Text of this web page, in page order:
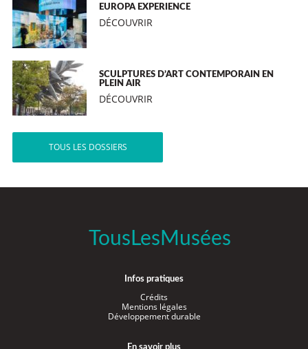
EUROPA EXPERIENCE
DÉCOUVRIR
SCULPTURES D’ART CONTEMPORAIN EN
PLEIN AIR
DÉCOUVRIR
TOUS LES DOSSIERS
TousLesMusées
Infos pratiques
Crédits
Mentions légales
Développement durable
En savoir plus